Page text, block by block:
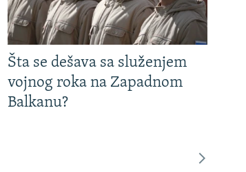
Šta se dešava sa služenjem
vojnog roka na Zapadnom
Balkanu?